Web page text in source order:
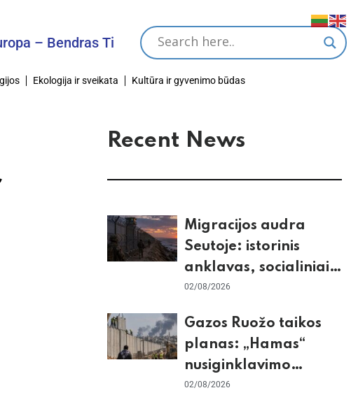
Bendras Tikslas
Ekologija ir sveikata Kultūra ir gyvenimo būdas
Recent News
Migracijos audra
Seutoje: istorinis
anklavas, socialiniai
tinklai ir ES skilimas
02/08/2026
Gazos Ruožo taikos
planas: „Hamas“
nusiginklavimo
sąlygos, Izraelio
02/08/2026